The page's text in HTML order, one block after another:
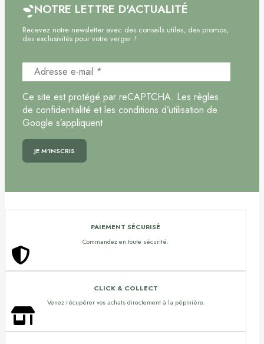
NOTRE LETTRE D'ACTUALITÉ
Recevez notre newsletter avec des conseils utiles, des promos,
des exclusivités pour votre verger !
Ce site est protégé par reCAPTCHA. Les règles
de confidentialité et les conditions d’utilisation de
Google s’appliquent
PAIEMENT SÉCURISÉ
Commandez en toute sécurité.
CLICK & COLLECT
Venez récupérer vos achats directement à la pépinière.